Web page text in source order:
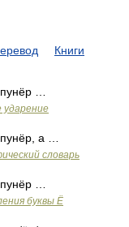
Книги
…
ударение
а …
словарь
…
буквы Ё